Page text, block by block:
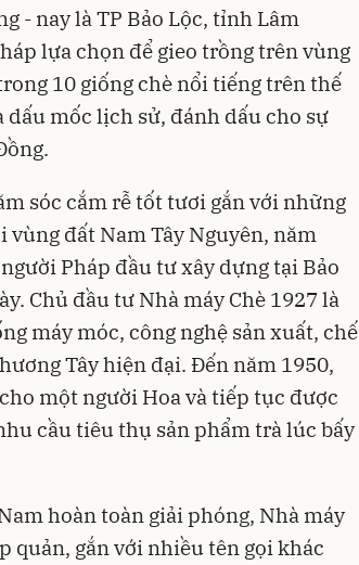
- nay là TP Bảo Lộc, tỉnh Lâm
lựa chọn để gieo trồng trên vùng
10 giống chè nổi tiếng trên thế
mốc lịch sử, đánh dấu cho sự
sóc cắm rễ tốt tươi gắn với những
đất Nam Tây Nguyên, năm
Pháp đầu tư xây dựng tại Bảo
Chủ đầu tư Nhà máy Chè 1927 là
máy móc, công nghệ sản xuất, chế
Tây hiện đại. Đến năm 1950,
một người Hoa và tiếp tục được
cầu tiêu thụ sản phẩm trà lúc bấy
hoàn toàn giải phóng, Nhà máy
quản, gắn với nhiều tên gọi khác